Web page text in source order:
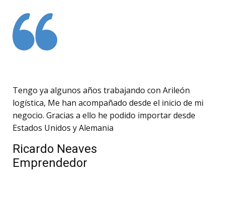
Tengo ya algunos años trabajando con Arileón
logística, Me han acompañado desde el inicio de mi
negocio. Gracias a ello he podido importar desde
Estados Unidos y Alemania
Ricardo Neaves
Emprendedor